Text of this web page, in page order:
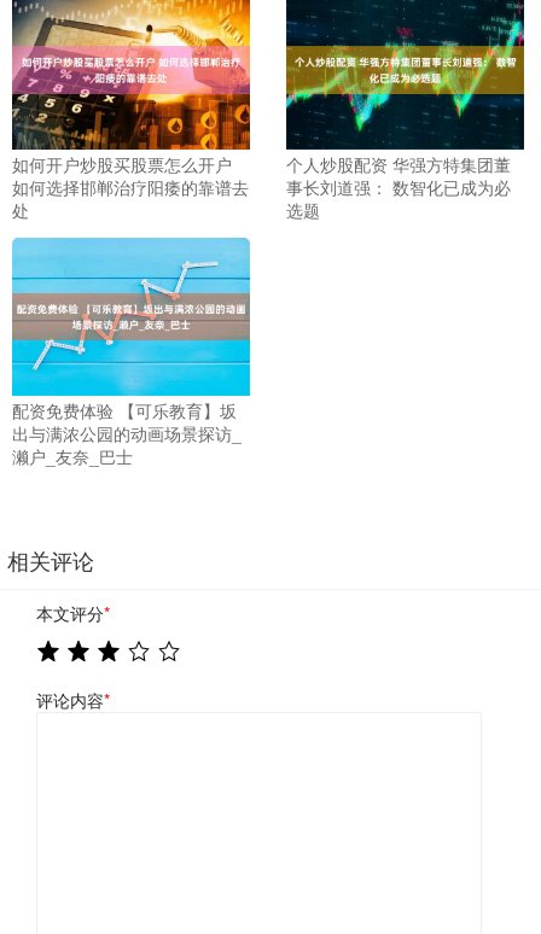
如何开户炒股买股票怎么开户
如何选择邯郸治疗阳痿的靠谱去
处
个人炒股配资 华强方特集团董
事长刘道强： 数智化已成为必
选题
配资免费体验 【可乐教育】坂
出与满浓公园的动画场景探访_
濑户_友奈_巴士
相关评论
本文评分*
评论内容*